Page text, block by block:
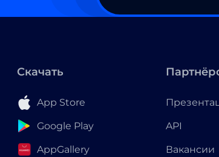
Скачать
App Store
Google Play
AppGallery
API
Вакансии